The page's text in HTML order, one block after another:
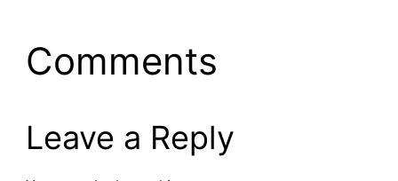
Comments
Leave a Reply